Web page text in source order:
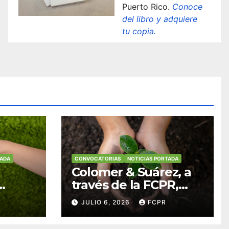
Puerto Rico. Conoce
del libro y adquiere
tu copia.
CONVOCATORIAS NOTICIAS PORTADA
Colomer & Suárez, a
través de la FCPR,
abre convocatoria
para apoyar
JULIO 6, 2026 FCPR